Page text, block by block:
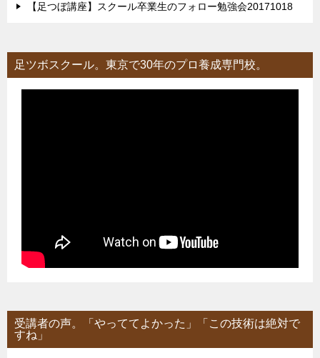
【足つぼ講座】スクール卒業生のフォロー勉強会20171018
足ツボスクール。東京で30年のプロ養成専門校。
受講者の声。「やっててよかった」「この技術は絶対で
すね」